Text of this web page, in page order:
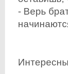
- Верь